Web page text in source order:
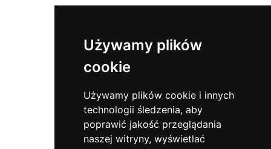
Używamy plików
cookie
Używamy plików cookie i innych
technologii śledzenia, aby
poprawić jakość przeglądania
naszej witryny, wyświetlać